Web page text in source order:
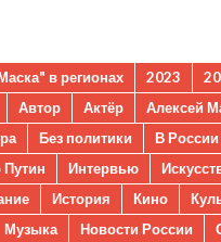
в регионах 2023
Автор Актёр Алексей
Без политики
В России
Интервью
История Кино
Музыка Новости России